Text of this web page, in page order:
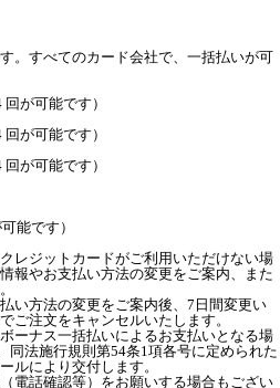
。すべてのカード会社で、一括払いが可
回が可能です）
回が可能です）
回が可能です）
能です）
レジットカードがご利用いただけない場
報やお支払い方法の変更をご案内、また
い方法の変更をご案内後、7日間変更い
ご注文をキャンセルいたします。
ーナス一括払いによるお支払いとなる場
同法施行規則第54条1項各号に定められた
ルにより交付します。
電話確認等）をお願いする場合もござい